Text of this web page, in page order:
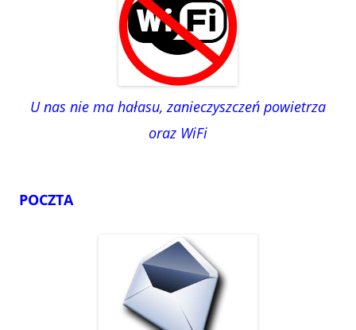
U nas nie ma hałasu, zanieczyszczeń powietrza
oraz WiFi
POCZTA